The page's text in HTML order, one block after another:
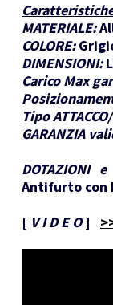
Caratteristiche
MATERIALE:
COLORE:
DIMENSIONI:
Carico Max
Tipo
GARANZIA
DOTAZIONI
Antifurto con
[ V I D E O]